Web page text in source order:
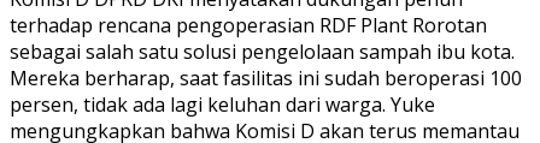
terhadap rencana pengoperasian RDF Plant Rorotan
sebagai salah satu solusi pengelolaan sampah ibu kota.
Mereka berharap, saat fasilitas ini sudah beroperasi 100
persen, tidak ada lagi keluhan dari warga. Yuke
mengungkapkan bahwa Komisi D akan terus memantau